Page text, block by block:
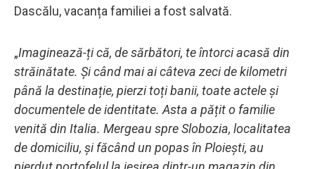
Dascălu, vacanța familiei a fost salvată.
„Imaginează-ți că, de sărbători, te întorci acasă din
străinătate. Și când mai ai câteva zeci de kilometri
până la destinație, pierzi toți banii, toate actele și
documentele de identitate. Asta a pățit o familie
venită din Italia. Mergeau spre Slobozia, localitatea
de domiciliu, și făcând un popas în Ploiești, au